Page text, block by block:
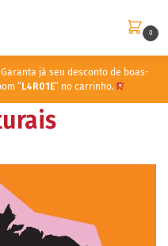
0
já seu desconto de boas-
“ L4R01E” no carrinho.